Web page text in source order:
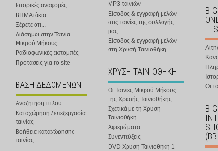
Ιστορικές αναφορές
ΒΗΜΑτάκια
Ξέρετε ότι...
Διάσημοι στην Ταινία
Μικρού Μήκους
Ραδιοφωνικές εκπομπές
Προτάσεις για το site
ΒΑΣΗ ΔΕΔΟΜΕΝΩΝ
Αναζήτηση τίτλου
Καταχώρηση / επεξεργασία
ταινίας
Βοήθεια καταχώρησης
ταινίας
MP3 ταινιών
Είσοδος & εγγραφή μελών
στις ταινίες της συλλογής
μας
Είσοδος & εγγραφή μελών
στη Χρυσή Ταινιοθήκη
ΧΡΥΣΗ ΤΑΙΝΙΟΘΗΚΗ
Οι Ταινίες Μικρού Μήκους
της Χρυσής Ταινιοθήκης
Σχετικά με τη Χρυσή
Ταινιοθήκη
Αφιερώματα
Συνεντεύξεις
DVD Χρυσή Ταινιοθήκη 1
Οι